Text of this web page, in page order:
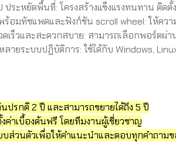
ประหยัดพื้นที่: โครงสร้างแข็งแรงทนทาน ติ
อมทัชแพดและฟังก์ชัน scroll wheel: ให้คว
เร็วและสะดวกสบาย: สามารถเลือกพอร์ตผ่
ลายระบบปฏิบัติการ: ใช้ได้กับ Windows,
ปรกติ 2 ปี และสามารถขยายได้ถึง 5 ปี
ค่าเบื้องต้นฟรี โดยทีมงานผู้เชี่ยวชาญ
ส่วนตัวเพื่อให้คำแนะนำและตอบทุกคำถาม